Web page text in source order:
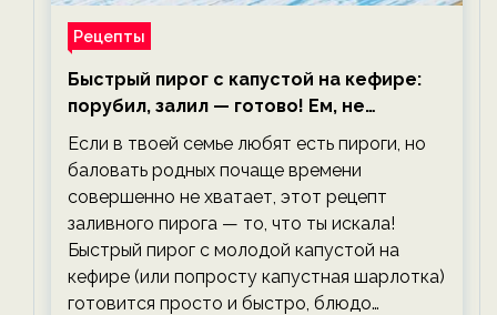
Рецепты
Быстрый пирог с капустой на кефире:
порубил, залил — готово! Ем, не
тревожась о фигуре!
Если в твоей семье любят есть пироги, но
баловать родных почаще времени
совершенно не хватает, этот рецепт
заливного пирога — то, что ты искала!
Быстрый пирог с молодой капустой на
кефире (или попросту капустная шарлотка)
готовится просто и быстро, блюдо…